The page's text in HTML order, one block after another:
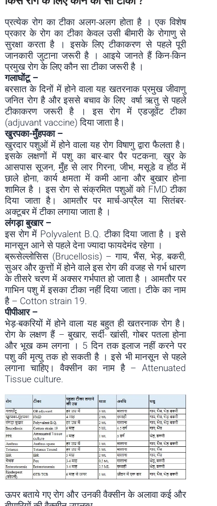
प्रत्येक रोग का टीका अलग-अलग होता है । एक विशेष
प्रकार के रोग का टीका केवल उसी बीमारी के रोगाणु से
सुरक्षा करता है । इसके लिए टीकाकरण से पहले पूरी
जानकारी जुटाना जरूरी है । आइये जानते हैं किन-किन
प्रमुख रोग के लिए कौन सा टीका जरूरी है ।
गलाघोंटू –
बरसात के दिनों में होने वाला यह खतरनाक प्रमुख जीवाणु
जनित रोग है और इससे बचाव के लिए वर्षा ऋतु से पहले
टीकाकरण जरूरी है । इस रोग में एडजूवेंट टीका
(adjuvant vaccine) दिया जाता है।
खुरपका-मुँहपका –
खुरदार पशुओं में होने वाला यह रोग विषाणु द्वारा फैलता है।
इसके लक्षणों में पशु का बार-बार पैर पटकना, खुर के
आसपास सूजन, मुँह से लार गिरना, जीभ, मसूडे व होंठ में
छाले होना, कार्य क्षमता में कमी आना और बुखार होना
शामिल है । इस रोग से संक्रमित पशुओं को FMD टीका
दिया जाता है। आमतौर पर मार्च-अप्रैल या सितंबर-
अक्टूबर में टीका लगाया जाता है ।
लंगड़ा बुखार –
इस रोग में Polyvalent B.Q. टीका दिया जाता है । इसे
मानसून आने से पहले देना ज्यादा फायदेमंद रहेगा ।
ब्रूसेल्लोसिस (Brucellosis) – गाय, भैंस, भेड़, बकरी,
सुअर और कुत्तों में होने वाले इस रोग की वजह से गर्भ धारण
के तीसरे चरण में अक्सर गर्भपात हो जाता है । आमतौर पर
गाभिन पशु में इसका टीका नहीं दिया जाता। टीके का नाम
है – Cotton strain 19.
पीपीआर –
भेड़-बकरियों में होने वाला यह बहुत ही खतरनाक रोग है।
रोग के लक्षण हैं – बुखार, सर्दी- खांसी, गोबर पतला होना
और भूख कम लगना । 5 दिन तक इलाज नहीं करने पर
पशु की मृत्यु तक हो सकती है । इसे भी मानसून से पहले
लगाना चाहिए। वैक्सीन का नाम है – Attenuated
Tissue culture.
ऊपर बताये गए रोग और उनकी वैक्सीन के अलावा कई और